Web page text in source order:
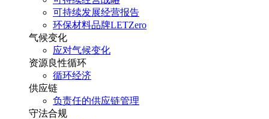
可持续发展经营报告
环保材料品牌LETZero
气候变化
应对气候变化
资源良性循环
循环经济
供应链
负责任的供应链管理
守法合规